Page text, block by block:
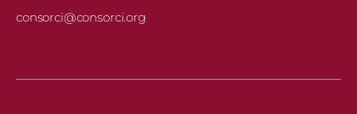
consorci@consorci.org